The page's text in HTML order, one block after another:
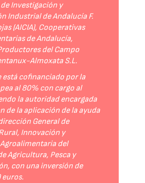
Investigación y
Industrial de Andalucía F.
(AICIA), Cooperativas
de Andalucía,
del Campo
Almoxata S.L.
está cofinanciado por la
al 80% con cargo al
la autoridad encargada
de la aplicación de la ayuda
General de
Innovación y
del
Agricultura, Pesca y
con una inversión de
euros.